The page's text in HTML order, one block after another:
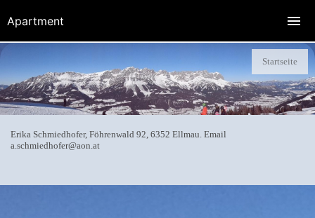
Startseite
Erika Schmiedhofer, Föhrenwald 92, 6352 Ellmau. Email
a.schmiedhofer@aon.at
Apartment